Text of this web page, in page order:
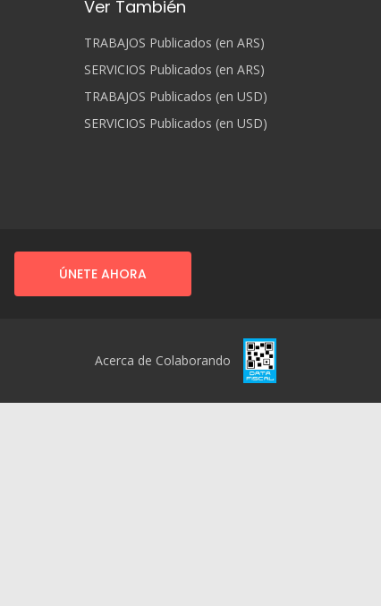
Ver También
TRABAJOS Publicados (en ARS)
SERVICIOS Publicados (en ARS)
TRABAJOS Publicados (en USD)
SERVICIOS Publicados (en USD)
ÚNETE AHORA
Acerca de Colaborando